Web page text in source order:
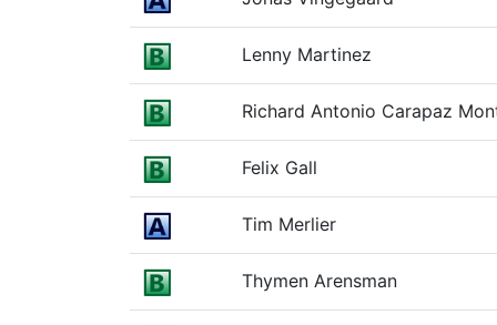
Lenny Martinez
Richard Antonio Carapaz
Felix Gall
Tim Merlier
Thymen Arensman